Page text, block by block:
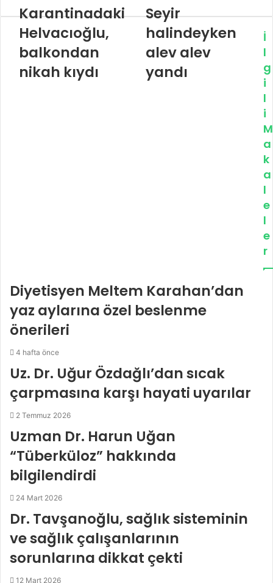
Karantinadaki
Helvacıoğlu,
balkondan
nikah kıydı
Seyir
halindeyken
alev alev
yandı
İ
l
g
i
l
i
M
a
k
a
l
e
l
e
r
Diyetisyen Meltem Karahan’dan
yaz aylarına özel beslenme
önerileri
4 hafta önce
Uz. Dr. Uğur Özdağlı’dan sıcak
çarpmasına karşı hayati uyarılar
2 Temmuz 2026
Uzman Dr. Harun Uğan
“Tüberküloz” hakkında
bilgilendirdi
24 Mart 2026
Dr. Tavşanoğlu, sağlık sisteminin
ve sağlık çalışanlarının
sorunlarına dikkat çekti
12 Mart 2026